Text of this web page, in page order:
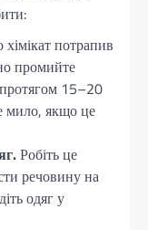
потрапив
промийте
15–20
мило, якщо це
Робіть це
речовину на
одяг у